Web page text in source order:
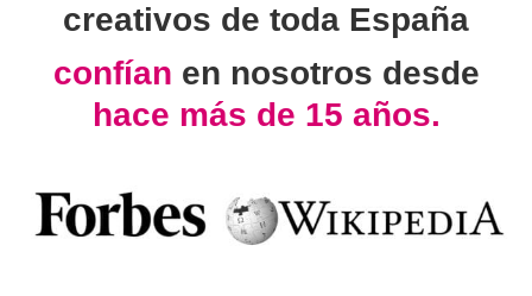
creativos de toda España
confían en nosotros desde
hace más de 15 años.